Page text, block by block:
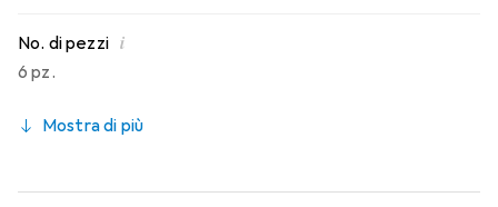
No. di pezzi i
6 pz.
Mostra di più